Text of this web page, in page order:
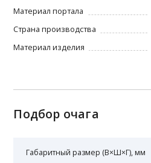
Материал портала
Страна производства
Материал изделия
Подбор очага
Габаритный размер (В×Ш×Г), мм